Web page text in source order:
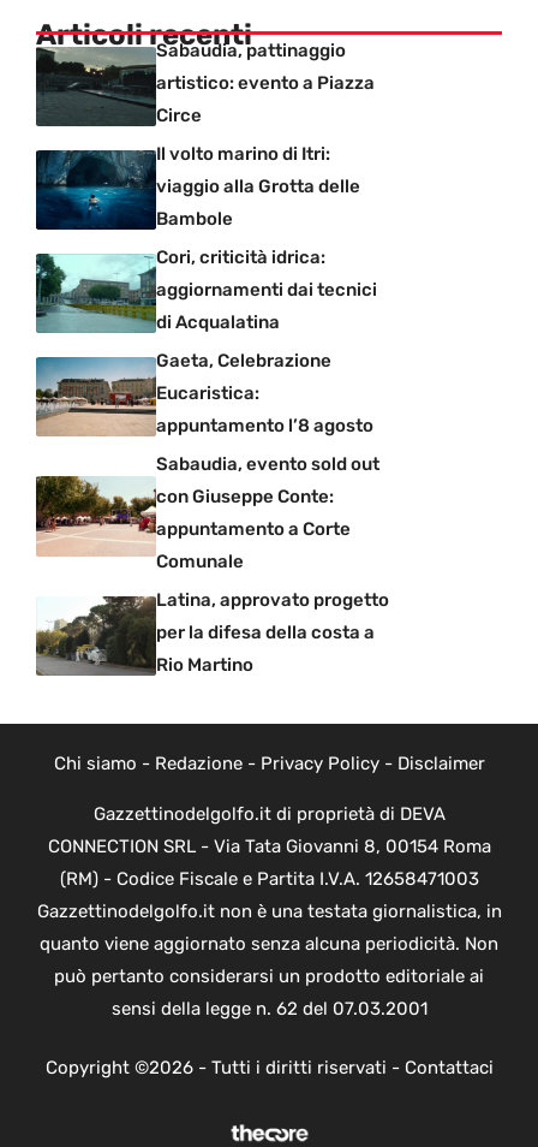
Articoli recentiSabaudia, pattinaggio
artistico: evento a Piazza
Circe
Il volto marino di Itri:
viaggio alla Grotta delle
Bambole
Cori, criticità idrica:
aggiornamenti dai tecnici
di Acqualatina
Gaeta, Celebrazione
Eucaristica:
appuntamento l’8 agosto
Sabaudia, evento sold out
con Giuseppe Conte:
appuntamento a Corte
Comunale
Latina, approvato progetto
per la difesa della costa a
Rio Martino
Chi siamo - Redazione- Privacy Policy- Disclaimer
Gazzettinodelgolfo.it di proprietà di DEVA
CONNECTION SRL - Via Tata Giovanni 8, 00154 Roma
(RM) - Codice Fiscale e Partita I.V.A. 12658471003
Gazzettinodelgolfo.it non è una testata giornalistica, in
quanto viene aggiornato senza alcuna periodicità. Non
può pertanto considerarsi un prodotto editoriale ai
sensi della legge n. 62 del 07.03.2001
Copyright ©2026 - Tutti i diritti riservati - Contattaci